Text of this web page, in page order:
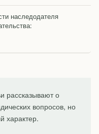
наследодателя
рассказывают о
вопросов, но
характер.